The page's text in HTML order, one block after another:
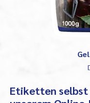
Etiketten